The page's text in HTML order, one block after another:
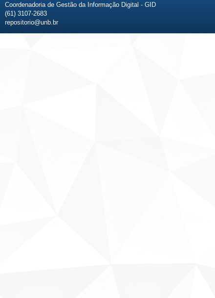
Coordenadoria de Gestão da Informação Digital - GID
(61) 3107-2683
repositorio@unb.br